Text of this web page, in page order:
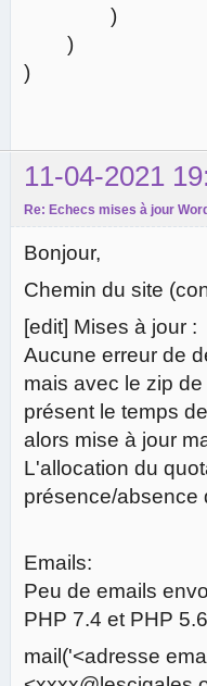
)
)
)
11-04-2021
Re: Echecs mises à jour
Bonjour,
Chemin du site
[edit] Mises à jour :
Aucune erreur de
mais avec le zip
présent le temps
alors mise à jour
L'allocation du
présence/absence
Emails:
Peu de emails
PHP 7.4 et PHP
mail('<adresse